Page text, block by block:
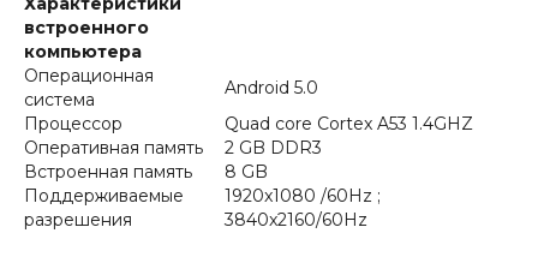
встроенного
компьютера
Операционная
система
Android 5.0
Процессор
Quad core Cortex A53 1.4GHZ
Оперативная память
2 GB DDR3
Встроенная память
8 GB
Поддерживаемые
разрешения
1920x1080 /60Hz ;
3840x2160/60Hz